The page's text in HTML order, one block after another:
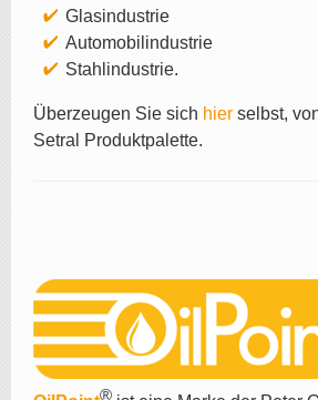
Glasindustrie
Automobilindustrie
Stahlindustrie.
Überzeugen Sie sich hier selbst,
Setral Produktpalette.
®